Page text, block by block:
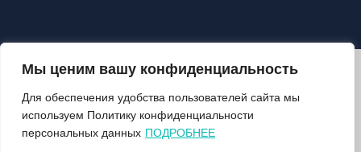
Мы ценим вашу конфиденциальность
Для обеспечения удобства пользователей сайта мы
используем Политику конфиденциальности
персональных данных ПОДРОБНЕЕ
2024©VALOZHIN.BY - НОВОСТИ ВОЛОЖИНСКОГО РАЙОНА
О ГАЗЕТЕ